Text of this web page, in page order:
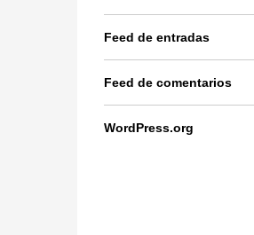
Feed de entradas
Feed de comentarios
WordPress.org